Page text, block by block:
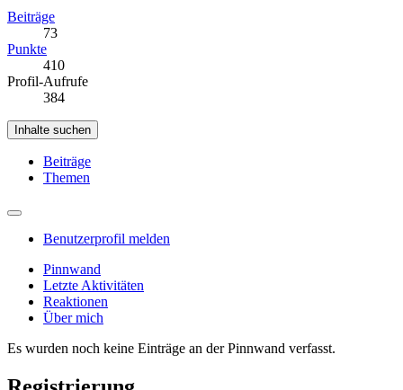
Beiträge
73
Punkte
410
Profil-Aufrufe
384
Inhalte suchen
Beiträge
Themen
Benutzerprofil melden
Pinnwand
Letzte Aktivitäten
Reaktionen
Über mich
Es wurden noch keine Einträge an der Pinnwand verfasst.